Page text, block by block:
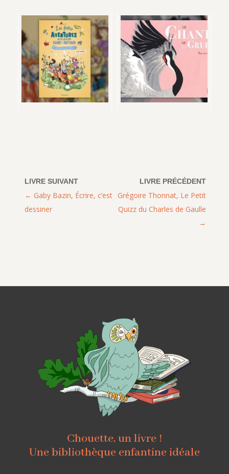
Grégoire Thonnat, Le Petit
Quizz du Charles de Gaulle
Gaby Bazin, Écrire, c’est
dessiner
Chouette, un livre !
Une bibliothèque enfantine idéale